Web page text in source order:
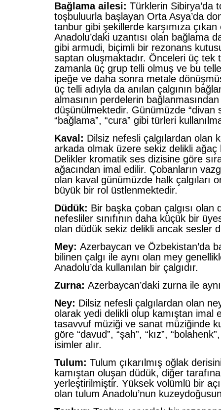
Bağlama ailesi: Türklerin Sibirya’da
toşbuluurla başlayan Orta Asya’da
tanbur gibi şekillerde karşımıza çıkan
Anadolu’daki uzantısı olan bağlama
gibi armudi, biçimli bir rezonans
saptan oluşmaktadır. Önceleri üç tek
zamanla üç grup telli olmuş ve bu
ipeğe ve daha sonra metale
üç telli adıyla da anılan çalgının
almasının perdelerin
düşünülmektedir. Günümüzde “divan
“bağlama”, “cura” gibi türleri
Kaval: Dilsiz nefesli çalgılardan olan
arkada olmak üzere sekiz delikli ağaç
Delikler kromatik ses dizisine göre
ağacından imal edilir. Çobanların
olan kaval günümüzde halk çalgıları
büyük bir rol üstlenmektedir.
Düdük: Bir başka çoban çalgısı olan
nefesliler sınıfının daha küçük bir
olan düdük sekiz delikli ancak sesler
Mey: Azerbaycan ve Özbekistan’da
bilinen çalgı ile aynı olan mey
Anadolu’da kullanılan bir çalgıdır.
Zurna: Azerbaycan’daki zurna ile
Ney: Dilsiz nefesli çalgılardan olan
olarak yedi delikli olup kamıştan imal
tasavvuf müziği ve sanat müziğinde
göre “davud”, “şah”, “kız”,
isimler alır.
Tulum: Tulum çıkarılmış oğlak
kamıştan oluşan düdük, diğer
yerleştirilmiştir. Yüksek volümlü bir
olan tulum Anadolu’nun